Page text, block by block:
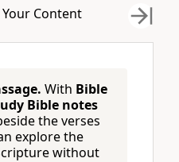
Your Content
With Bible
Bible notes
the verses
explore the
without